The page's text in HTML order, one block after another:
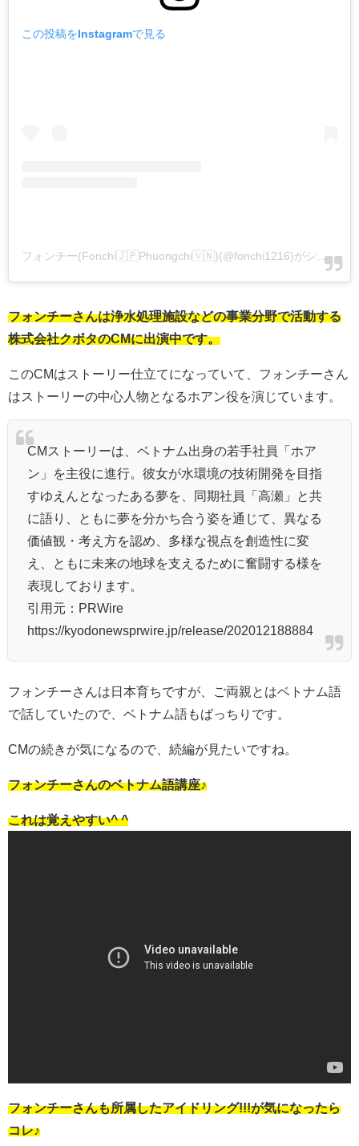
この投稿をInstagramで見る
フォンチー(Fonchi🇯🇵Phuongchi🇻🇳)(@fonchi1216)がシェアした投稿
フォンチーさんは浄水処理施設などの事業分野で活動する
株式会社クボタのCMに出演中です。
このCMはストーリー仕立てになっていて、フォンチーさん
はストーリーの中心人物となるホアン役を演じています。
CMストーリーは、ベトナム出身の若手社員「ホア
ン」を主役に進行。彼女が水環境の技術開発を目指
すゆえんとなったある夢を、同期社員「高瀬」と共
に語り、ともに夢を分かち合う姿を通じて、異なる
価値観・考え方を認め、多様な視点を創造性に変
え、ともに未来の地球を支えるために奮闘する様を
表現しております。
引用元：PRWire
https://kyodonewsprwire.jp/release/202012188884
フォンチーさんは日本育ちですが、ご両親とはベトナム語
で話していたので、ベトナム語もばっちりです。
CMの続きが気になるので、続編が見たいですね。
フォンチーさんのベトナム語講座♪
これは覚えやすい^ ^
フォンチーさんも所属したアイドリング!!!が気になったら
コレ♪